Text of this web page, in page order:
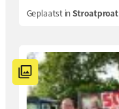
Geplaatst inStroatproat